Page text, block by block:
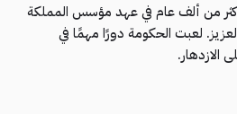
من ألف عام في عهد مؤسس المملكة
لعبت الحكومة دورًا مهمًا في
الازدهار.